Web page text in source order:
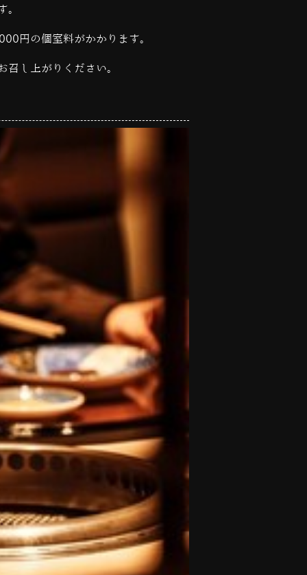
。
円の個室料がかかります。
し上がりください。